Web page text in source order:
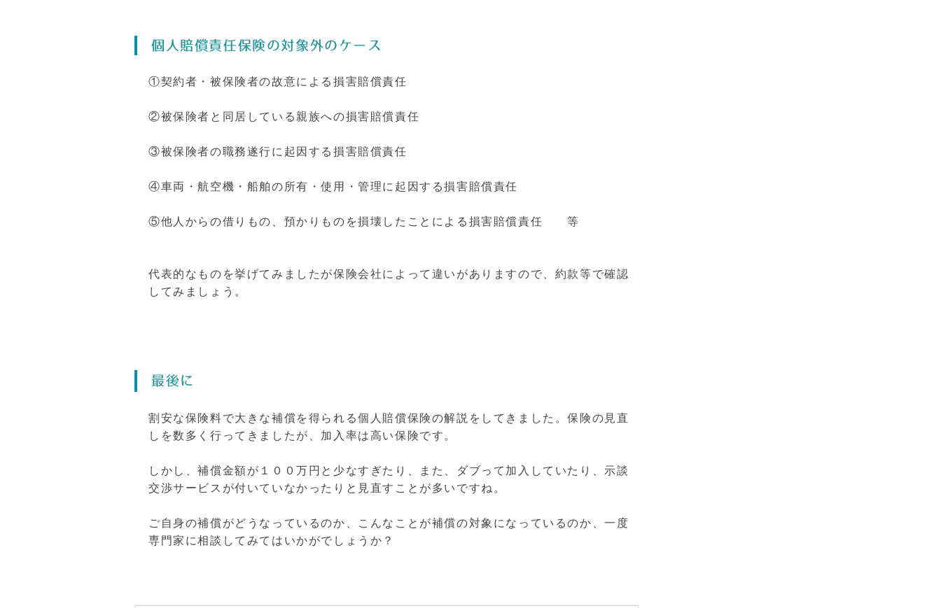
個人賠償責任保険の対象外のケース
①契約者・被保険者の故意による損害賠償責任
②被保険者と同居している親族への損害賠償責任
③被保険者の職務遂行に起因する損害賠償責任
④車両・航空機・船舶の所有・使用・管理に起因する損害賠償責任
⑤他人からの借りもの、預かりものを損壊したことによる損害賠償責任 等
代表的なものを挙げてみましたが保険会社によって違いがありますので、約款等で確認
してみましょう。
最後に
割安な保険料で大きな補償を得られる個人賠償保険の解説をしてきました。保険の見直
しを数多く行ってきましたが、加入率は高い保険です。
しかし、補償金額が１００万円と少なすぎたり、また、ダブって加入していたり、示談
交渉サービスが付いていなかったりと見直すことが多いですね。
ご自身の補償がどうなっているのか、こんなことが補償の対象になっているのか、一度
専門家に相談してみてはいかがでしょうか？